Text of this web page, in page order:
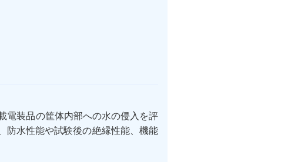
電装品の筐体内部への水の侵入を評
防水性能や試験後の絶縁性能、機能